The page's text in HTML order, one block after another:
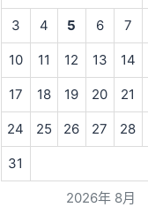
2026年 8月
3 4 5 6 7
10 11 12 13 14
17 18 19 20 21
24 25 26 27 28
31